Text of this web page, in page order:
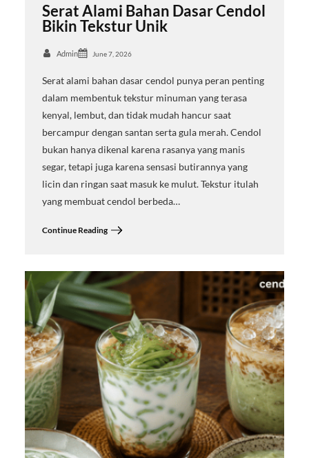
Serat Alami Bahan Dasar Cendol
Bikin Tekstur Unik
Admin June 7, 2026
Serat alami bahan dasar cendol punya peran penting
dalam membentuk tekstur minuman yang terasa
kenyal, lembut, dan tidak mudah hancur saat
bercampur dengan santan serta gula merah. Cendol
bukan hanya dikenal karena rasanya yang manis
segar, tetapi juga karena sensasi butirannya yang
licin dan ringan saat masuk ke mulut. Tekstur itulah
yang membuat cendol berbeda…
Continue Reading